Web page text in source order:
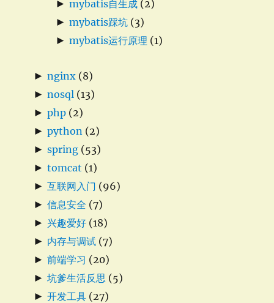
► mybatis自生成 (2)
► mybatis踩坑 (3)
► mybatis运行原理 (1)
► nginx (8)
► nosql (13)
► php (2)
► python (2)
► spring (53)
► tomcat (1)
► 互联网入门 (96)
► 信息安全 (7)
► 兴趣爱好 (18)
► 内存与调试 (7)
► 前端学习 (20)
► 坑爹生活反思 (5)
► 开发工具 (27)